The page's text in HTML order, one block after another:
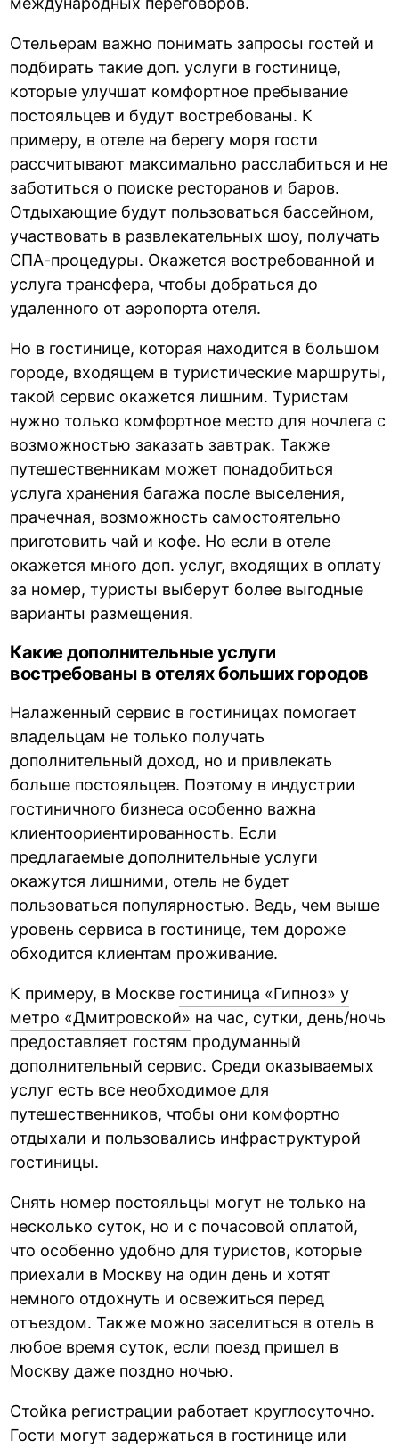
Отельерам важно понимать запросы гостей и
подбирать такие доп. услуги в гостинице,
которые улучшат комфортное пребывание
постояльцев и будут востребованы. К
примеру, в отеле на берегу моря гости
рассчитывают максимально расслабиться и не
заботиться о поиске ресторанов и баров.
Отдыхающие будут пользоваться бассейном,
участвовать в развлекательных шоу, получать
СПА-процедуры. Окажется востребованной и
услуга трансфера, чтобы добраться до
удаленного от аэропорта отеля.
Но в гостинице, которая находится в большом
городе, входящем в туристические маршруты,
такой сервис окажется лишним. Туристам
нужно только комфортное место для ночлега с
возможностью заказать завтрак. Также
путешественникам может понадобиться
услуга хранения багажа после выселения,
прачечная, возможность самостоятельно
приготовить чай и кофе. Но если в отеле
окажется много доп. услуг, входящих в оплату
за номер, туристы выберут более выгодные
варианты размещения.
Какие дополнительные услуги
востребованы в отелях больших городов
Налаженный сервис в гостиницах помогает
владельцам не только получать
дополнительный доход, но и привлекать
больше постояльцев. Поэтому в индустрии
гостиничного бизнеса особенно важна
клиентоориентированность. Если
предлагаемые дополнительные услуги
окажутся лишними, отель не будет
пользоваться популярностью. Ведь, чем выше
уровень сервиса в гостинице, тем дороже
обходится клиентам проживание.
К примеру, в Москве гостиница «Гипноз» у
метро «Дмитровской» на час, сутки, день/ночь
предоставляет гостям продуманный
дополнительный сервис. Среди оказываемых
услуг есть все необходимое для
путешественников, чтобы они комфортно
отдыхали и пользовались инфраструктурой
гостиницы.
Снять номер постояльцы могут не только на
несколько суток, но и с почасовой оплатой,
что особенно удобно для туристов, которые
приехали в Москву на один день и хотят
немного отдохнуть и освежиться перед
отъездом. Также можно заселиться в отель в
любое время суток, если поезд пришел в
Москву даже поздно ночью.
Стойка регистрации работает круглосуточно.
Гости могут задержаться в гостинице или